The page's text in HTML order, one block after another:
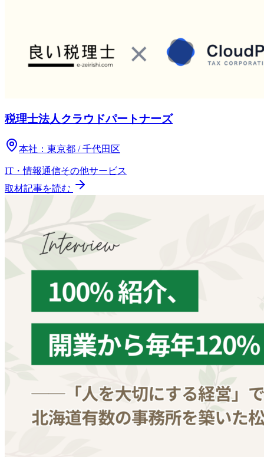
税理士法人クラウドパートナーズ
本社： 東京都 / 千代田区
IT・情報通信その他サービス
取材記事を読む